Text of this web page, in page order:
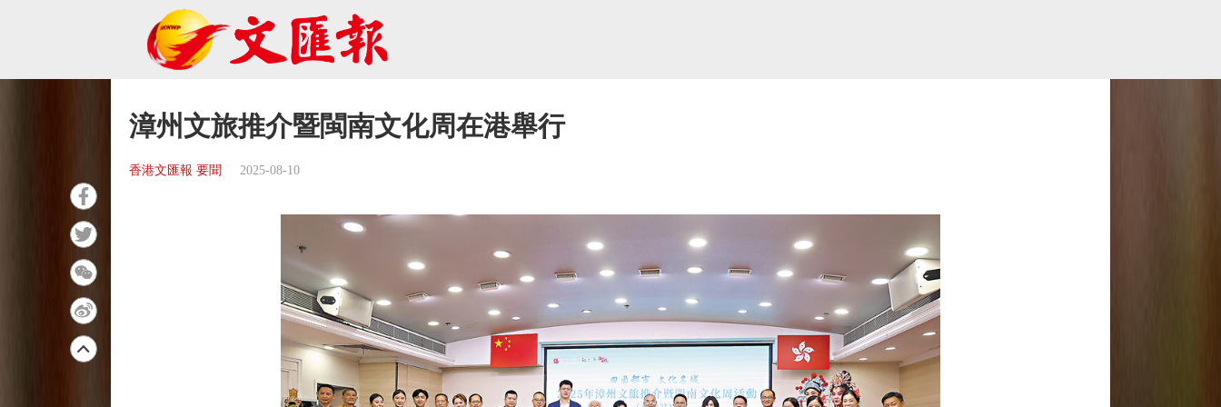
漳州文旅推介暨閩南文化周在港舉行
香港文匯報 要聞 2025-08-10